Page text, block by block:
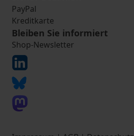
PayPal
Kreditkarte
Bleiben Sie informiert
Shop-Newsletter